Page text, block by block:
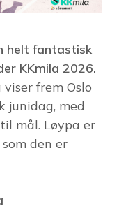
helt fantastisk
KKmila 2026.
frem Oslo
junidag, med
mål. Løypa er
den er